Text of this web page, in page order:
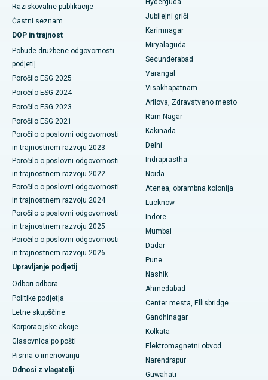
Najboljša bolnišnica v Hydergudi, Hyderabad
Najboljša bolnišnica v Vijay Nagarju v Indoreju
Najboljša bolnišnica na glavni cesti Suryaraopeta v Kakinadi
Najboljša bolnišnica na Canal Circular Road v Kolkati
Najboljša bolnišnica v poslovnem središču Belapurja v Navi
Mumbaiju
Najboljša bolnišnica v Panchavatiju, Nashik
Najboljša bolnišnica v Secunderabadu, Hyderabad
Najboljša bolnišnica v mestu Seshadripuram, Bangalore
Najboljša bolnišnica na glavni cesti Waltair v Visakhapatnamu
Najboljša bolnišnica na cesti Subhash Nagar, Karimnagar
Najboljša bolnišnica v Managariju, Karaikudi
Najboljša bolnišnica v Arepallyju, Warangal
Najboljša bolnišnica v koloniji Arera v Bhopalu
Najboljša bolnišnica v mestu Jayanagar, Bangalore
Najboljša bolnišnica v KK Nagarju v Maduraiu
Deep Brain Stimulation
Peritonealna dializa
Biopsija ledvic
Paratiroidektomija
Citoreduktivna kirurgija
Keramična totalna zamenjava kolena
ERCP
Raziskovalne publikacije
Častni seznam
DOP in trajnost
Pobude družbene odgovornosti
podjetij
Poročilo ESG 2025
Poročilo ESG 2024
Poročilo ESG 2023
Poročilo ESG 2021
Poročilo o poslovni odgovornosti
in trajnostnem razvoju 2023
Poročilo o poslovni odgovornosti
in trajnostnem razvoju 2022
Poročilo o poslovni odgovornosti
in trajnostnem razvoju 2024
Poročilo o poslovni odgovornosti
in trajnostnem razvoju 2025
Poročilo o poslovni odgovornosti
in trajnostnem razvoju 2026
Upravljanje podjetij
Odbori odbora
Politike podjetja
Letne skupščine
Korporacijske akcije
Glasovnica po pošti
Pisma o imenovanju
Odnosi z vlagatelji
Hyderguda
Jubilejni griči
Karimnagar
Miryalaguda
Secunderabad
Varangal
Visakhapatnam
Arilova, Zdravstveno mesto
Ram Nagar
Kakinada
Delhi
Indraprastha
Noida
Atenea, obrambna kolonija
Lucknow
Indore
Mumbai
Dadar
Pune
Nashik
Ahmedabad
Center mesta, Ellisbridge
Gandhinagar
Kolkata
Elektromagnetni obvod
Narendrapur
Guwahati